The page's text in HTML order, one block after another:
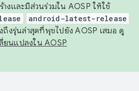
างและมีส่วนร่วมใน AOSP ให้ใช้
android-latest-release
ถึงรุ่นล่าสุดที่พุชไปยัง AOSP เสมอ ดู
ยนแปลงใน AOSP